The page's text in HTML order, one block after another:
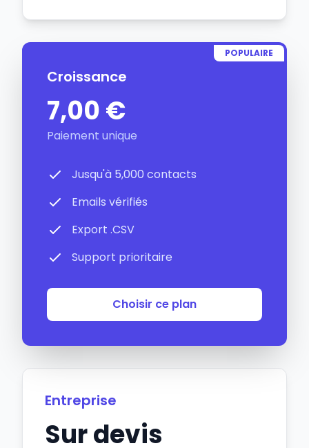
POPULAIRE
Croissance
7,00 €
Paiement unique
Jusqu'à 5,000 contacts
Emails vérifiés
Export .CSV
Support prioritaire
Choisir ce plan
Entreprise
Sur devis